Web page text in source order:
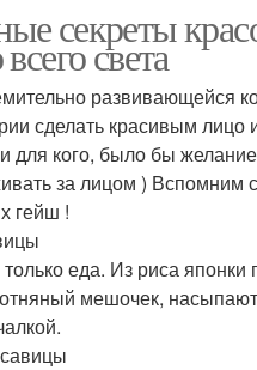
секреты
света
развивающейся
сделать красивым лицо
для кого, было бы
за лицом ) Вспомним
гейш !
еда. Из риса японки
мешочек,